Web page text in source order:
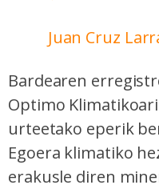
Juan Cruz
Bardearen
Optimo
urteetako eperik
Egoera klimatiko
erakusle diren